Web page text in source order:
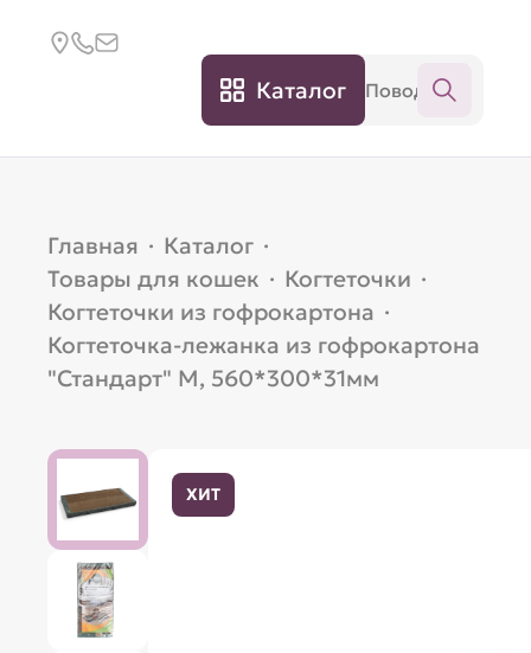
Каталог
Главная · Каталог ·
Товары для кошек · Когтеточки ·
Когтеточки из гофрокартона ·
Когтеточка-лежанка из гофрокартона
"Стандарт" M, 560*300*31мм
ХИТ